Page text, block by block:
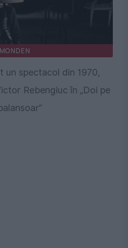
MONDEN
un spectacol din 1970,
Rebengiuc în „Doi pe